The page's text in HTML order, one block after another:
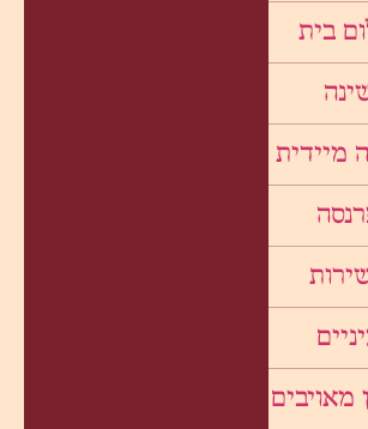
בית
מיידית
מאויבים